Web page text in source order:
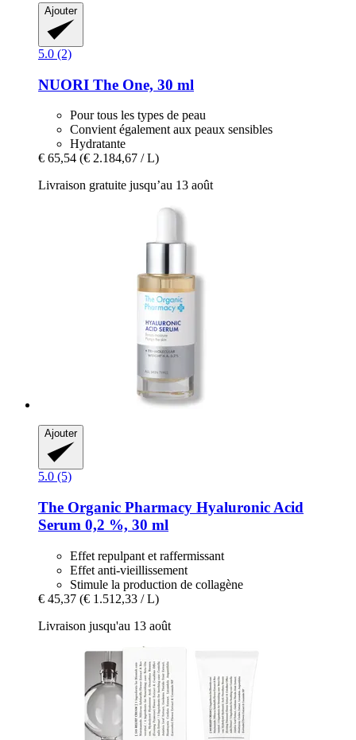
Ajouter
5.0 (2)
NUORI The One, 30 ml
Pour tous les types de peau
Convient également aux peaux sensibles
Hydratante
€ 65,54 (€ 2.184,67 / L)
Livraison gratuite jusqu’au 13 août
Ajouter
5.0 (5)
The Organic Pharmacy Hyaluronic Acid
Serum 0,2 %, 30 ml
Effet repulpant et raffermissant
Effet anti-vieillissement
Stimule la production de collagène
€ 45,37 (€ 1.512,33 / L)
Livraison jusqu'au 13 août